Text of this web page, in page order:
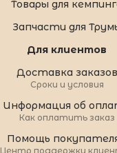
Товары для
Запчасти для
Для клиентов
Доставка заказов
Сроки и условия
Информация об
Как оплатить заказ
Помощь
Центр поддержки